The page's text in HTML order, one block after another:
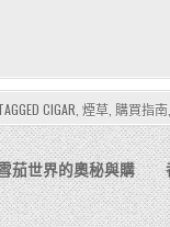
CIGAR ,煙草 購買指南
茄世界的奧秘與購